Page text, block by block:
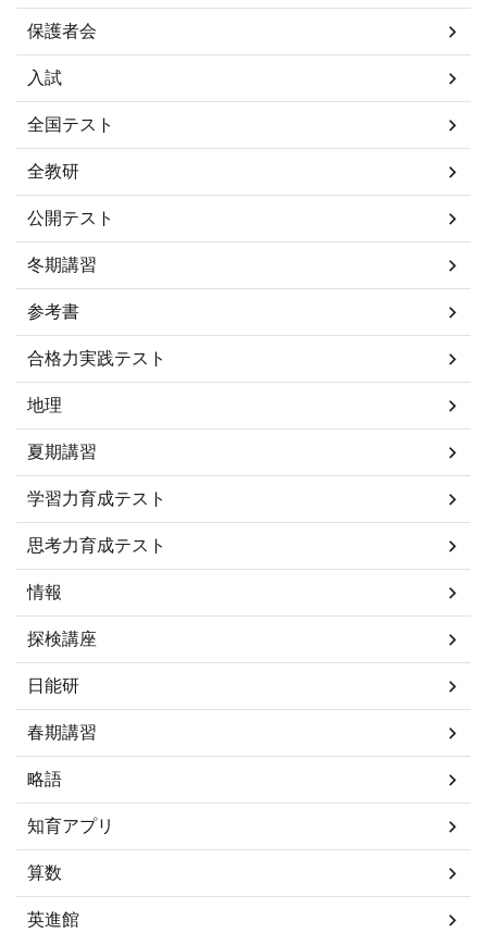
保護者会
入試
全国テスト
全教研
公開テスト
冬期講習
参考書
合格力実践テスト
地理
夏期講習
学習力育成テスト
思考力育成テスト
情報
探検講座
日能研
春期講習
略語
知育アプリ
算数
英進館